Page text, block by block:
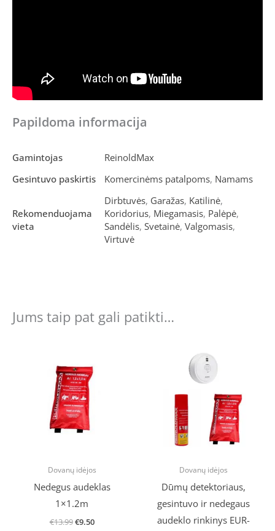
Papildoma informacija
Gamintojas
ReinoldMax
Gesintuvo paskirtis
Komercinėms patalpoms, Namams
Rekomenduojama
vieta
Dirbtuvės, Garažas, Katilinė,
Koridorius, Miegamasis, Palėpė,
Sandėlis, Svetainė, Valgomasis,
Virtuvė
Jums taip pat gali patikti…
Dovanų idėjos
Nedegus audeklas
1×1.2m
€13.99
was:
€13.99.
€9.50
Dovanų idėjos
Dūmų detektoriaus,
gesintuvo ir nedegaus
audeklo rinkinys EUR-
price
was:
€34.39.